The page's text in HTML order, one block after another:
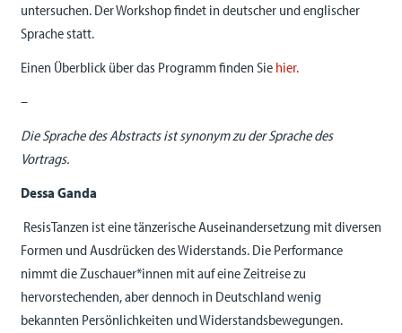
untersuchen. Der Workshop findet in deutscher und englischer
Sprache statt.
Einen Überblick über das Programm finden Sie hier.
–
Die Sprache des Abstracts ist synonym zu der Sprache des
Vortrags.
Dessa Ganda
ResisTanzen ist eine tänzerische Auseinandersetzung mit diversen
Formen und Ausdrücken des Widerstands. Die Performance
nimmt die Zuschauer*innen mit auf eine Zeitreise zu
hervorstechenden, aber dennoch in Deutschland wenig
bekannten Persönlichkeiten und Widerstandsbewegungen.